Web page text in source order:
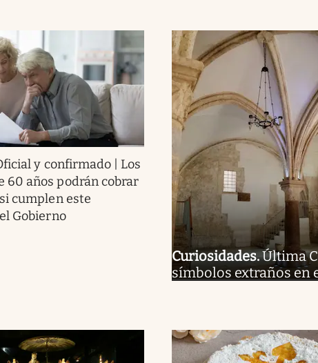
y confirmado | Los
60 años podrán cobrar
cumplen este
Gobierno
Curiosidades.Última
símbolos extraños en